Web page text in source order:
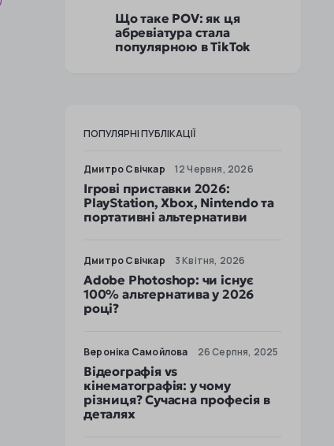
Що таке POV: як ця
абревіатура стала
популярною в TikTok
ПОПУЛЯРНІ ПУБЛІКАЦІЇ
Дмитро Свічкар 12 Червня, 2026
Ігрові приставки 2026:
PlayStation, Xbox, Nintendo та
портативні альтернативи
Дмитро Свічкар 3 Квітня, 2026
Adobe Photoshop: чи існує
100% альтернатива у 2026
році?
Вероніка Самойлова 26 Серпня, 2025
Відеографія vs
кінематографія: у чому
різниця? Сучасна професія в
деталях